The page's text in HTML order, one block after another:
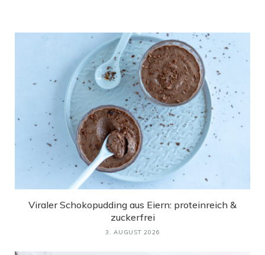
Viraler Schokopudding aus Eiern: proteinreich &
zuckerfrei
3. AUGUST 2026